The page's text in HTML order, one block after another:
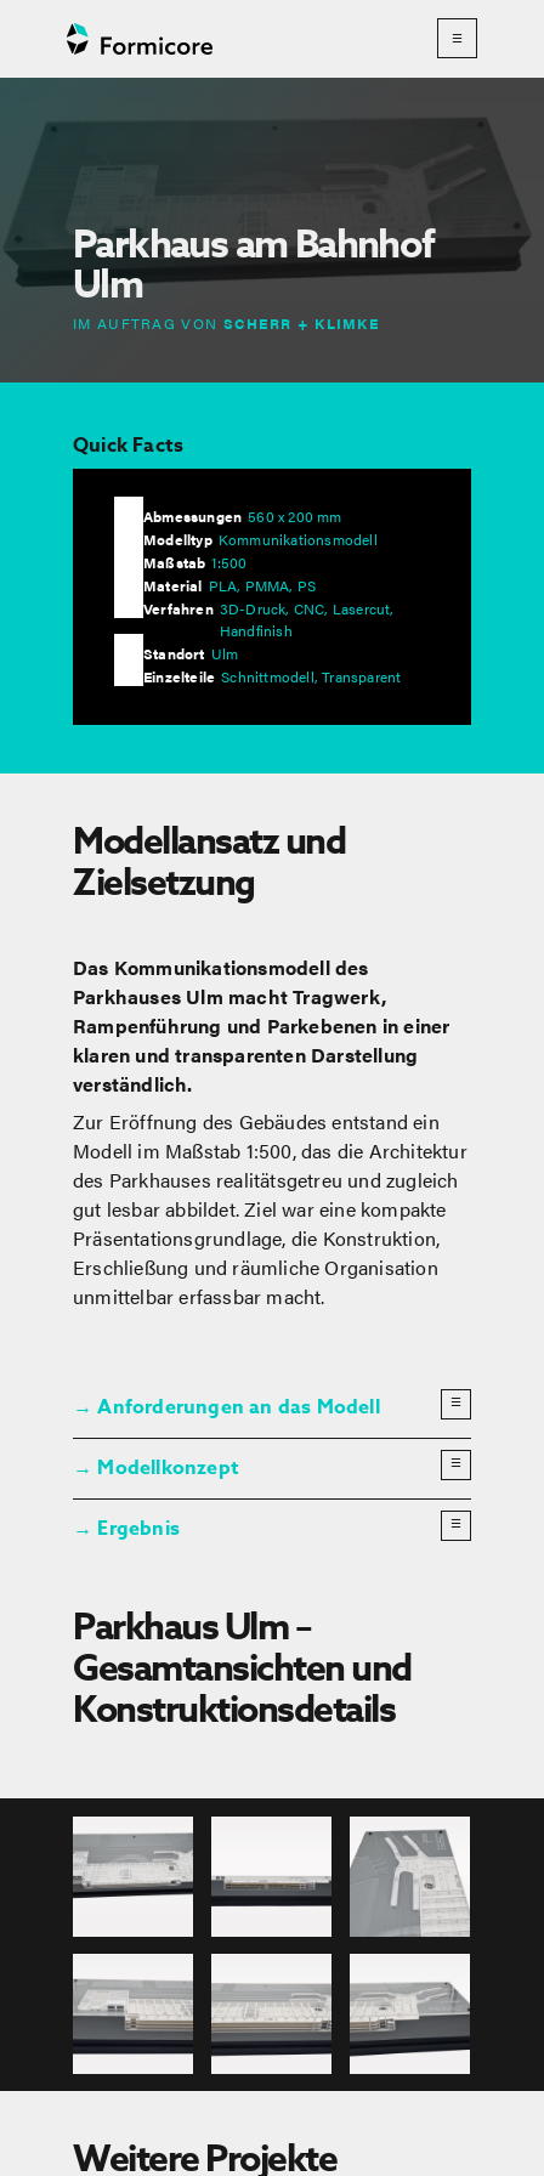
☰
Parkhaus am Bahnhof
Ulm
IM AUFTRAG VON SCHERR + KLIMKE
Quick Facts
Abmessungen 560 x 200 mm
Modelltyp Kommunikationsmodell
Maßstab 1:500
Material PLA, PMMA, PS
Verfahren 3D-Druck, CNC, Lasercut,
Handfinish
Standort Ulm
Einzelteile Schnittmodell, Transparent
Modellansatz und
Zielsetzung
Das Kommunikationsmodell des
Parkhauses Ulm macht Tragwerk,
Rampenführung und Parkebenen in einer
klaren und transparenten Darstellung
verständlich.
Zur Eröffnung des Gebäudes entstand ein
Modell im Maßstab 1:500, das die Architektur
des Parkhauses realitätsgetreu und zugleich
gut lesbar abbildet. Ziel war eine kompakte
Präsentationsgrundlage, die Konstruktion,
Erschließung und räumliche Organisation
unmittelbar erfassbar macht.
→ Anforderungen an das Modell ☰
→ Modellkonzept ☰
→ Ergebnis ☰
×
Parkhaus Ulm –
Gesamtansichten und
Konstruktionsdetails
Weitere Projekte